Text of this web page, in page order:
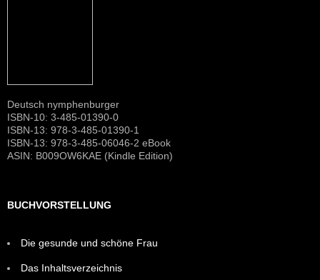
Deutsch nymphenburger
ISBN-10: 3-485-01390-0
ISBN-13: 978-3-485-01390-1
ISBN-13: 978-3-485-06046-2 eBook
ASIN: B009OW6KAE (Kindle Edition)
BUCHVORSTELLUNG
Die gesunde und schöne Frau
Das Inhaltsverzeichnis